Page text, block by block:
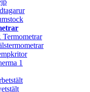
Termometrar
1